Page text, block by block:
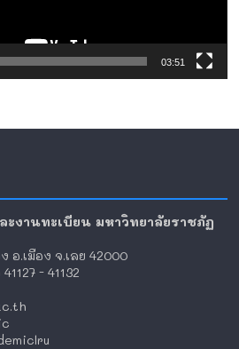
03:51
ะงานทะเบียน มหาวิทยาลัยราชภัฏ
อ.เมือง จ.เลย 42000
- 41132